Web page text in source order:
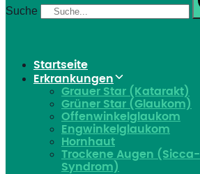
Suche
Startseite
Erkrankungen
Grauer Star (Katarakt)
Grüner Star (Glaukom)
Offenwinkelglaukom
Engwinkelglaukom
Hornhaut
Trockene Augen (Sicca-
Syndrom)